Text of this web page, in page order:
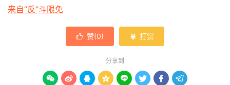
来自“反”斗限免
 赞(0)  打赏
分享到
       